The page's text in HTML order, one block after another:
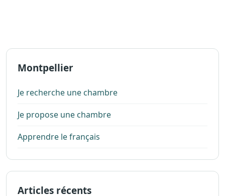
Montpellier
Je recherche une chambre
Je propose une chambre
Apprendre le français
Articles récents